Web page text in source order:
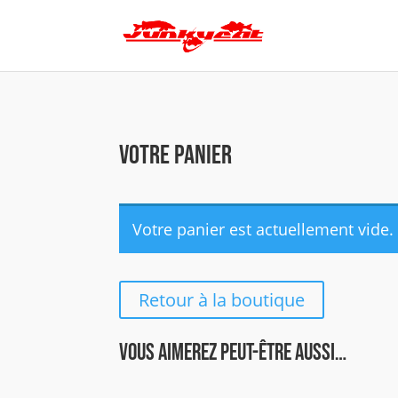
Votre panier
Votre panier est actuellement vide.
Retour à la boutique
Vous aimerez peut-être aussi…